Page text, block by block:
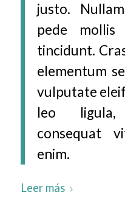
justo.
pede mollis
tincidunt.
elementum
vulputate
leo
consequat
enim.
Leer más